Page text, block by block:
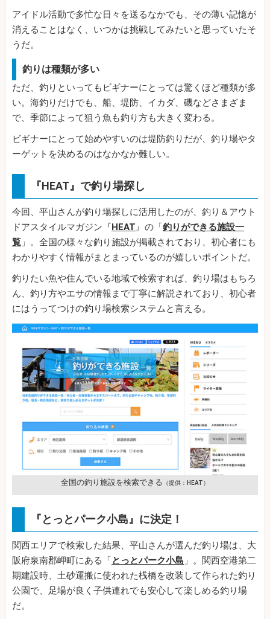
アイドル活動で多忙な日々を送るなかでも、その薄い記憶が
消えることはなく、いつかは挑戦してみたいと思っていたそ
うだ。
釣りは種類が多い
ただ、釣りといってもビギナーにとっては驚くほど種類が多
い。海釣りだけでも、船、堤防、イカダ、磯などさまざま
で、季節によって狙う魚も釣り方も大きく変わる。
ビギナーにとって始めやすいのは堤防釣りだが、釣り場やタ
ーゲットを決めるのはなかなか難しい。
『HEAT』で釣り場探し
今回、平山さんが釣り場探しに活用したのが、釣り＆アウト
ドアスタイルマガジン『HEAT』の「釣りができる施設一
覧 」。全国の様々な釣り施設が掲載されており、初心者にも
わかりやすく情報がまとまっているのが嬉しいポイントだ。
釣りたい魚や住んでいる地域で検索すれば、釣り場はもちろ
ん、釣り方やエサの情報まで丁寧に解説されており、初心者
にはうってつけの釣り場検索システムと言える。
全国の釣り施設を検索できる （提供：HEAT）
『とっとパーク小島』に決定！
関西エリアで検索した結果、平山さんが選んだ釣り場は、大
阪府泉南郡岬町にある「とっとパーク小島 」。関西空港第二
期建設時、土砂運搬に使われた桟橋を改装して作られた釣り
公園で、足場が良く子供連れでも安心して楽しめる釣り場
だ。